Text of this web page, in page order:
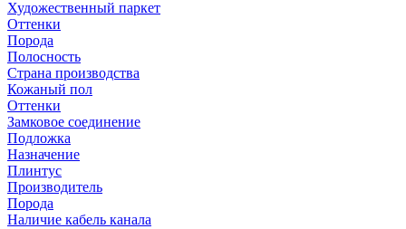
Художественный паркет
Оттенки
Порода
Полосность
Страна производства
Кожаный пол
Оттенки
Замковое соединение
Подложка
Назначение
Плинтус
Производитель
Порода
Наличие кабель канала